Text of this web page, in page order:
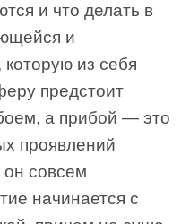
и что делать в
и
из себя
предстоит
а прибой — это
проявлений
совсем
начинается с